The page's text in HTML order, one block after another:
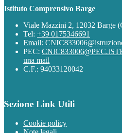
Istituto Comprensivo Barge
Viale Mazzini 2, 12032 Barge
Tel: +39 0175346691
Email:
PEC:
una mail
C.F.: 94033120042
Sezione Link Utili
Cookie policy